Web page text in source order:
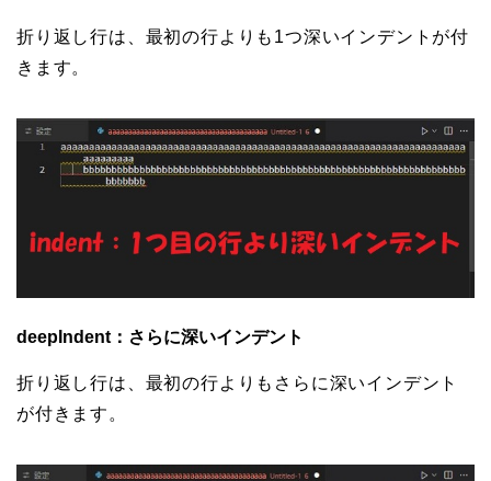
折り返し行は、最初の行よりも1つ深いインデントが付
きます。
deepIndent：さらに深いインデント
折り返し行は、最初の行よりもさらに深いインデント
が付きます。